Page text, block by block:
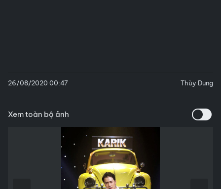
26/08/2020 00:47 Thùy Dung
Xem toàn bộ ảnh